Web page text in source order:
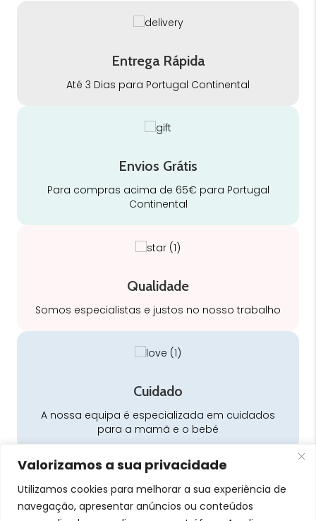
Valorizamos a sua privacidade
Utilizamos cookies para melhorar a sua experiência de
navegação, apresentar anúncios ou conteúdos
Entrega Rápida
Até 3 Dias para Portugal Continental
Envios Grátis
Para compras acima de 65€ para Portugal
Continental
Qualidade
Somos especialistas e justos no nosso trabalho
Cuidado
A nossa equipa é especializada em cuidados
para a mamã e o bebé